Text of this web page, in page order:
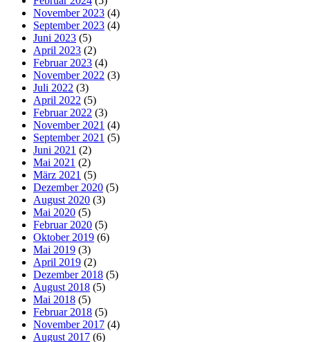
November 2023 (4)
September 2023 (4)
Juni 2023 (5)
April 2023 (2)
Februar 2023 (4)
November 2022 (3)
Juli 2022 (3)
April 2022 (5)
Februar 2022 (3)
November 2021 (4)
September 2021 (5)
Juni 2021 (2)
Mai 2021 (2)
März 2021 (5)
Dezember 2020 (5)
August 2020 (3)
Mai 2020 (5)
Februar 2020 (5)
Oktober 2019 (6)
Mai 2019 (3)
April 2019 (2)
Dezember 2018 (5)
August 2018 (5)
Mai 2018 (5)
Februar 2018 (5)
November 2017 (4)
August 2017 (6)